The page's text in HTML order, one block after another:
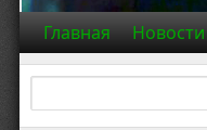
Главная Новости